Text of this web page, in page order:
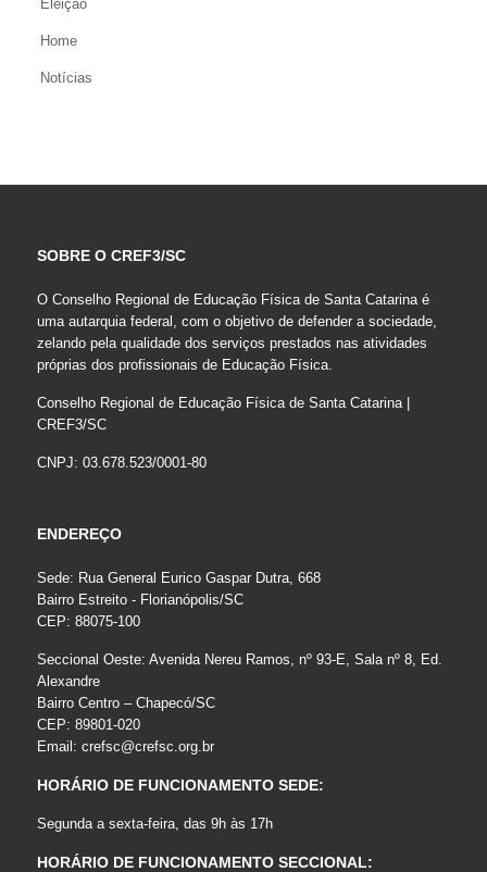
Eleição
Home
Notícias
SOBRE O CREF3/SC
O Conselho Regional de Educação Física de Santa Catarina é
uma autarquia federal, com o objetivo de defender a sociedade,
zelando pela qualidade dos serviços prestados nas atividades
próprias dos profissionais de Educação Física.
Conselho Regional de Educação Física de Santa Catarina |
CREF3/SC
CNPJ: 03.678.523/0001-80
ENDEREÇO
Sede: Rua General Eurico Gaspar Dutra, 668
Bairro Estreito - Florianópolis/SC
CEP: 88075-100
Seccional Oeste: Avenida Nereu Ramos, nº 93-E, Sala nº 8, Ed.
Alexandre
Bairro Centro – Chapecó/SC
CEP: 89801-020
Email: crefsc@crefsc.org.br
HORÁRIO DE FUNCIONAMENTO SEDE:
Segunda a sexta-feira, das 9h às 17h
HORÁRIO DE FUNCIONAMENTO SECCIONAL: